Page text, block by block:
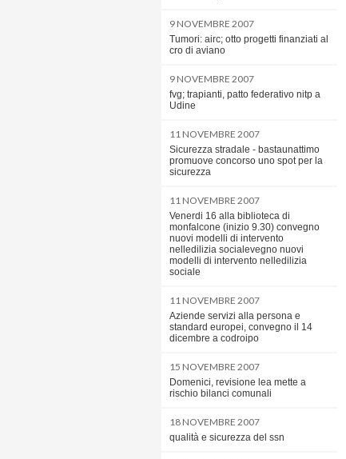
9 NOVEMBRE 2007
Tumori: airc; otto progetti finanziati al
cro di aviano
9 NOVEMBRE 2007
fvg; trapianti, patto federativo nitp a
Udine
11 NOVEMBRE 2007
Sicurezza stradale - bastaunattimo
promuove concorso uno spot per la
sicurezza
11 NOVEMBRE 2007
Venerdi 16 alla biblioteca di
monfalcone (inizio 9.30) convegno
nuovi modelli di intervento
nelledilizia socialevegno nuovi
modelli di intervento nelledilizia
sociale
11 NOVEMBRE 2007
Aziende servizi alla persona e
standard europei, convegno il 14
dicembre a codroipo
15 NOVEMBRE 2007
Domenici, revisione lea mette a
rischio bilanci comunali
18 NOVEMBRE 2007
qualità e sicurezza del ssn